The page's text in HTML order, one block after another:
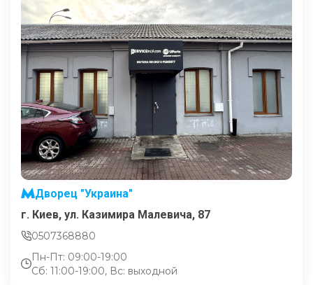
Дворец "Украина"
г. Киев, ул. Казимира Малевича, 87
0507368880
Пн-Пт: 09:00-19:00
Сб: 11:00-19:00, Вс: выходной